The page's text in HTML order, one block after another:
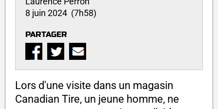
8 juin 2024 (7h58)
PARTAGER
Lors d'une visite dans un magasin
Canadian Tire, un jeune homme, ne